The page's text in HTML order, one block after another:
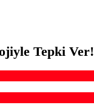
Tepki Ver!